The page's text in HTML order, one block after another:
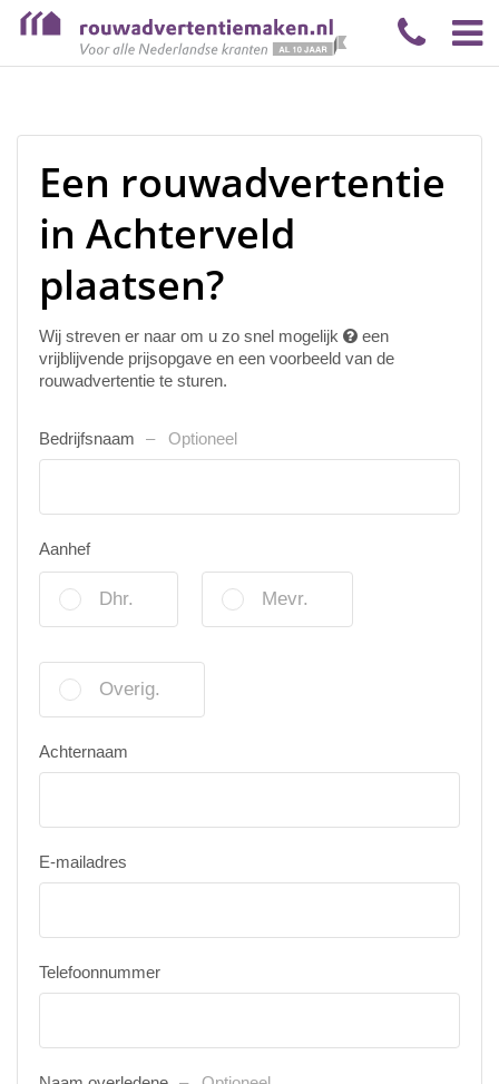
Een rouwadvertentie
in Achterveld
plaatsen?
Wij streven er naar om u zo snel mogelijk
een
vrijblijvende prijsopgave en een voorbeeld van de
rouwadvertentie te sturen.
Bedrijfsnaam Optioneel
Aanhef
Dhr. Mevr.
Overig.
Achternaam
E-mailadres
Telefoonnummer